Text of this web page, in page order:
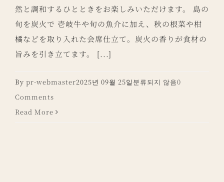
然と調和するひとときをお楽しみいただけます。 島の
旬を炭火で 壱岐牛や旬の魚介に加え、秋の根菜や柑
橘などを取り入れた会席仕立て。炭火の香りが食材の
旨みを引き立てます。 [...]
By pr-webmaster2025년 09월 25일 분류되지 않음0
Comments
Read More